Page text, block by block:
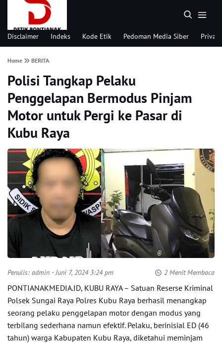
Disclaimer Indeks Kode Etik Pedoman Media Siber
Home BERITA
Polisi Tangkap Pelaku
Penggelapan Bermodus Pinjam
Motor untuk Pergi ke Pasar di
Kubu Raya
Penulis: admin - Juni 7, 2024 3:24 pm 2 Menit Membaca
PONTIANAKMEDIA.ID, KUBU RAYA – Satuan Reserse Kriminal
Polsek Sungai Raya Polres Kubu Raya berhasil menangkap
seorang pelaku penggelapan motor dengan modus yang
terbilang sederhana namun efektif. Pelaku, berinisial ED (46
tahun) warga Kabupaten Kubu Raya, diketahui meminjam